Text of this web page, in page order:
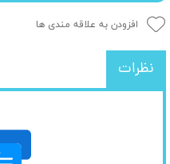
افزودن به علاقه مندی ها
نظرات